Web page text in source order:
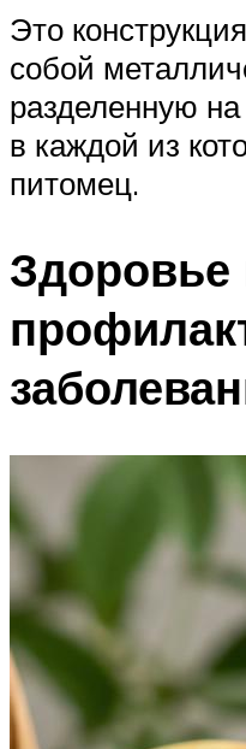
Это
собой
разделенную на
в каждой из
питомец.
Здоровье